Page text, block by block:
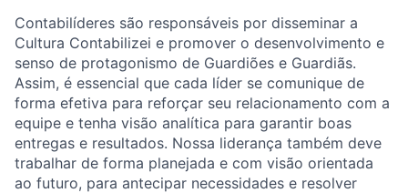
Contabilíderes são responsáveis por disseminar a
Cultura Contabilizei e promover o desenvolvimento e
senso de protagonismo de Guardiões e Guardiãs.
Assim, é essencial que cada líder se comunique de
forma efetiva para reforçar seu relacionamento com a
equipe e tenha visão analítica para garantir boas
entregas e resultados. Nossa liderança também deve
trabalhar de forma planejada e com visão orientada
ao futuro, para antecipar necessidades e resolver